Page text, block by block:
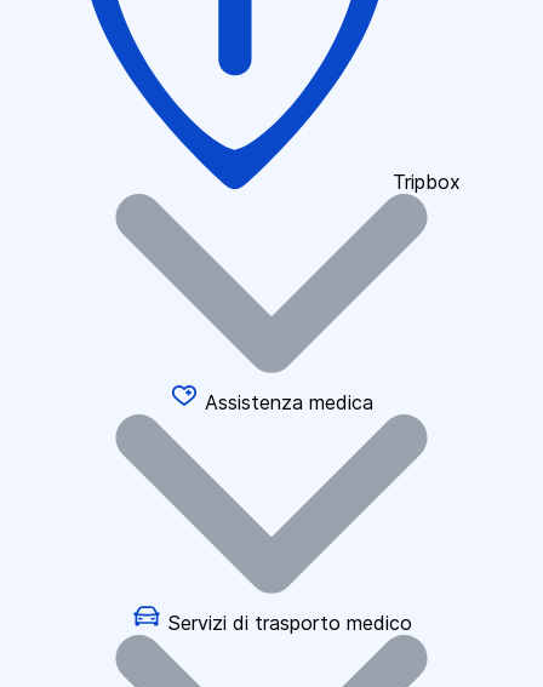
Tripbox
Assistenza medica
Servizi di trasporto medico